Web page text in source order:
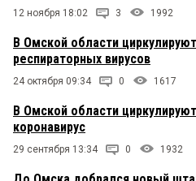
12 ноября 18:02 3 1992
В Омской области
респираторных вирусов
24 октября 09:34 0 1617
В Омской области
коронавирус
29 сентября 13:34 0 1932